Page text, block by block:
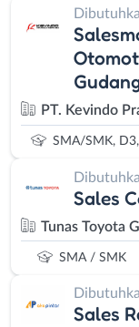
PT. Kevindo
SMA/SMK,
Sales
Tunas Toyota
SMA / SMK
Sales